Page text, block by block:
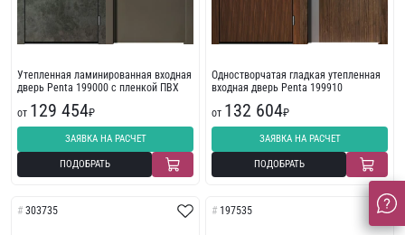
Утепленная ламинированная входная
дверь Penta 199000 с пленкой ПВХ
от 129 454₽
ЗАЯВКА НА РАСЧЕТ
ПОДОБРАТЬ
Одностворчатая гладкая утепленная
входная дверь Penta 199910
от 132 604₽
ЗАЯВКА НА РАСЧЕТ
ПОДОБРАТЬ
303735 197535